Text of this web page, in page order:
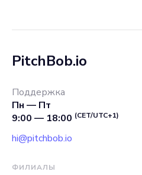
PitchBob.io
Поддержка
Пн — Пт
9:00 — 18:00 (CET/UTC+1)
hi@pitchbob.io
ФИЛИАЛЫ